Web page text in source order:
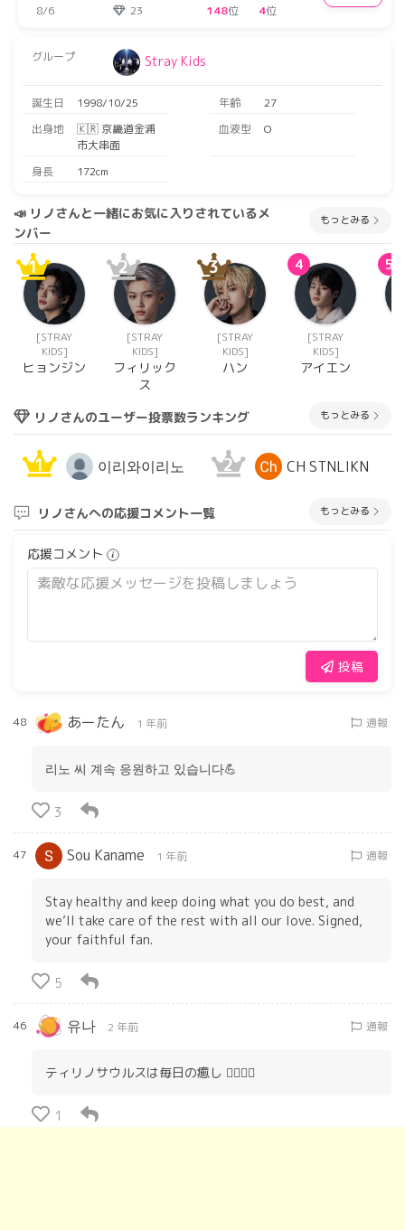
8/6
23 148位 4位
グループ Stray Kids
誕生日 1998/10/25 年齢
27
出身地
🇰🇷 京畿道金浦
市大串面
血液型 O
身長 172cm
📣 リノさんと一緒にお気に入りされているメ
ンバー
もっとみる
1
[STRAY
KIDS]
ヒョンジン
2
[STRAY
KIDS]
フィリック
ス
3
[STRAY
KIDS]
ハン
4
[STRAY
KIDS]
アイエン
5
リノさんのユーザー投票数ランキング もっとみる
1 이리와이리노 2 CH STNLIKN
リノさんへの応援コメント一覧 もっとみる
応援コメント
投稿
48 あーたん 1 年前 通報
리노 씨 계속 응원하고 있습니다💪
3
47 Sou Kaname 1 年前 通報
Stay healthy and keep doing what you do best, and
we’ll take care of the rest with all our love. Signed,
your faithful fan.
5
46 유나 2 年前 通報
ティリノサウルスは毎日の癒し ‪❤️‍🔥‪❤️‍🔥
1